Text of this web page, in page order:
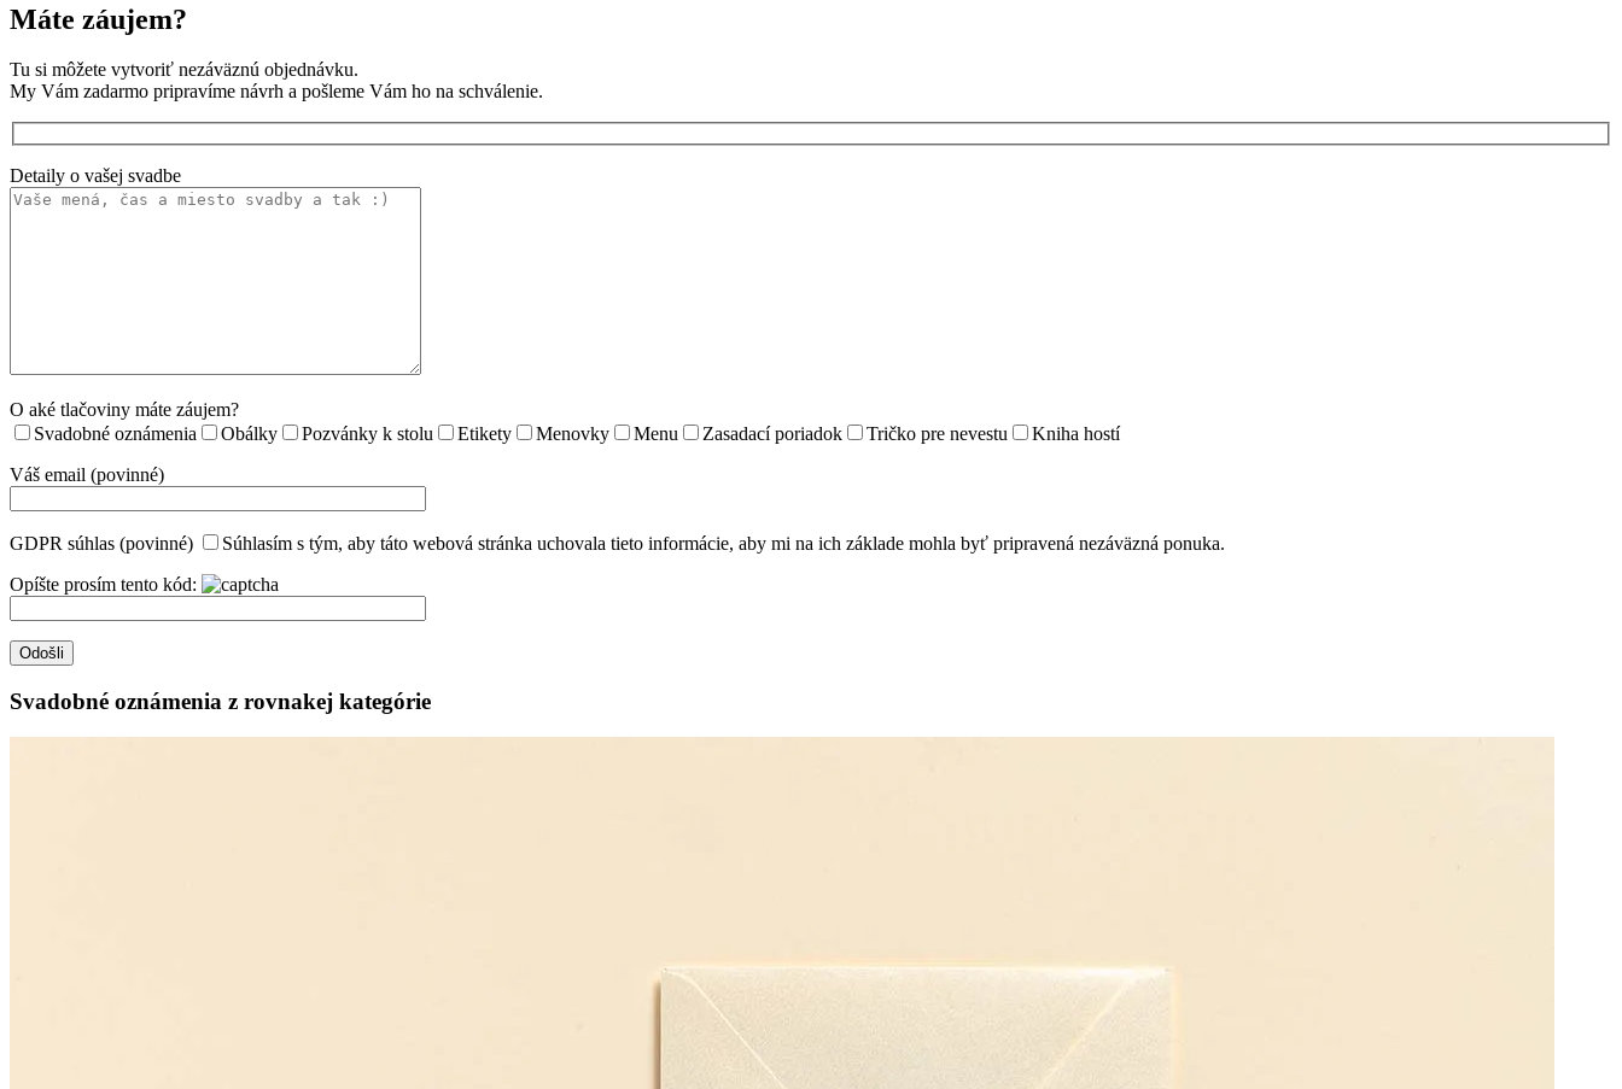
Máte záujem?
Tu si môžete vytvoriť nezáväznú objednávku.
My Vám zadarmo pripravíme návrh a pošleme Vám ho na schválenie.
Detaily o vašej svadbe
O aké tlačoviny máte záujem?
Svadobné oznámenia
Obálky Pozvánky k stolu Etikety Menovky Menu Zasadací poriadok Tričko pre nevestu
Kniha hostí
Váš email (povinné)
GDPR súhlas (povinné)
Súhlasím s tým, aby táto webová stránka uchovala tieto informácie, aby mi na ich základe mohla byť pripravená nezáväzná ponuka.
Opíšte prosím tento kód:
Svadobné oznámenia z rovnakej kategórie